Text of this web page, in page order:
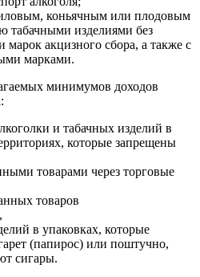
коньячным или плодовым
табачными изделиями без
марок акцизного сбора, а также с
марками.
минимумов доходов
и табачных изделий в
которые запрещены
товарами через торговые
товаров
в упаковках, которые
(папирос) или поштучно,
сигары.